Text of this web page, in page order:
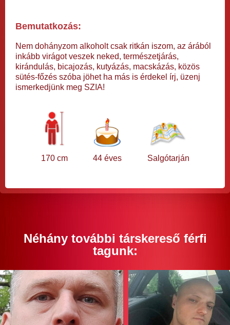
Bemutatkozás:
Nem dohányzom alkoholt csak ritkán iszom, az árából
inkább virágot veszek neked, természetjárás,
kirándulás, bicajozás, kutyázás, macskázás, közös
sütés-főzés szóba jöhet ha más is érdekel írj, üzenj
ismerkedjünk meg SZIA!
170 cm 44 éves Salgótarján
Néhány további társkereső férfi
tagunk: